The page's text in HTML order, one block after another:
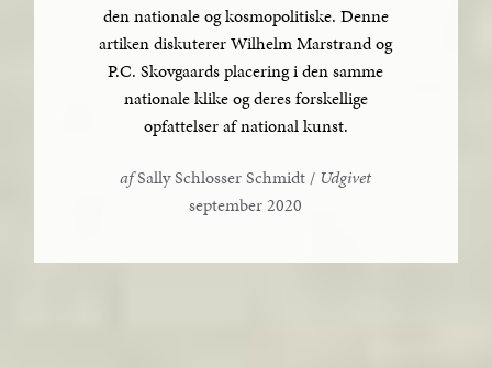
den nationale og kosmopolitiske. Denne
artiken diskuterer Wilhelm Marstrand og
P.C. Skovgaards placering i den samme
nationale klike og deres forskellige
opfattelser af national kunst.
afSally Schlosser Schmidt / Udgivet
september 2020